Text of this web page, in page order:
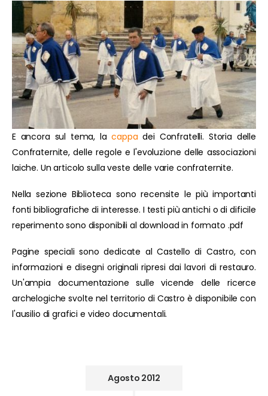
E ancora sul tema, lacappa dei Confratelli. Storia delle
Confraternite, delle regole e l'evoluzione delle associazioni
laiche. Un articolo sulla veste delle varie confraternite.
Nella sezione Biblioteca sono recensite le più importanti
fonti bibliografiche di interesse. I testi più antichi o di dificile
reperimento sono disponibili al download in formato .pdf
Pagine speciali sono dedicate al Castello di Castro, con
informazioni e disegni originali ripresi dai lavori di restauro.
Un'ampia documentazione sulle vicende delle ricerce
archelogiche svolte nel territorio di Castro è disponibile con
l'ausilio di grafici e video documentali.
Agosto 2012